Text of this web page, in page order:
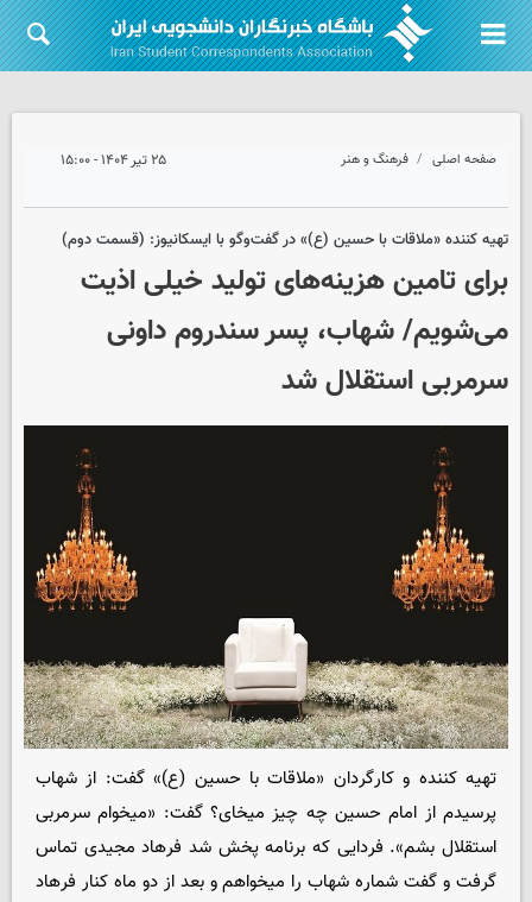
صفحه اصلی فرهنگ و هنر ۲۵ تیر ۱۴۰۴ - ۱۵:۰۰
تهیه کننده «ملاقات با حسین (ع)» در گفت‌وگو با ایسکانیوز: (قسمت دوم)
برای تامین هزینه‌های تولید خیلی اذیت
می‌شویم/ شهاب، پسر سندروم داونی
سرمربی استقلال شد
تهیه کننده و کارگردان «ملاقات با حسین (ع)» گفت: از شهاب
پرسیدم از امام حسین چه چیز میخای؟ گفت: «میخوام سرمربی
استقلال بشم». فردایی که برنامه پخش شد فرهاد مجیدی تماس
گرفت و گفت شماره شهاب را میخواهم و بعد از دو ماه کنار فرهاد